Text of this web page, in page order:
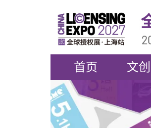
首页 文